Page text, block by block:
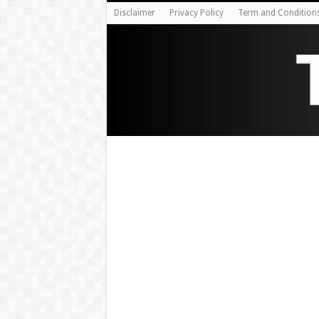
Disclaimer Privacy Policy Term and